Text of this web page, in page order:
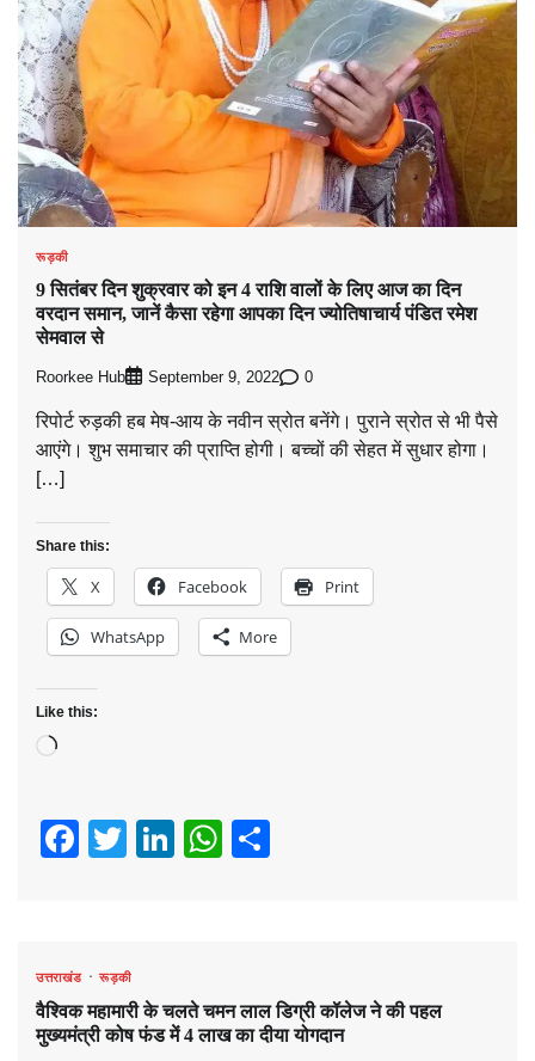
रूड़की
9 सितंबर दिन शुक्रवार को इन 4 राशि वालों के लिए आज का दिन
वरदान समान, जानें कैसा रहेगा आपका दिन ज्योतिषाचार्य पंडित रमेश
सेमवाल से
Roorkee Hub September 9, 2022 0
रिपोर्ट रुड़की हब मेष-आय के नवीन स्रोत बनेंगे। पुराने स्रोत से भी पैसे
आएंगे। शुभ समाचार की प्राप्ति होगी। बच्‍चों की सेहत में सुधार होगा।
[…]
Share this:
X Facebook Print
WhatsApp More
Like this:
Loading…
Facebook
Twitter
LinkedIn
WhatsApp
उत्तराखंड रूड़की
वैश्विक महामारी के चलते चमन लाल डिग्री कॉलेज ने की पहल
मुख्यमंत्री कोष फंड में 4 लाख का दीया योगदान